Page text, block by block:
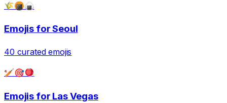
🌾🍘🍙
Emojis forSeoul
40 curated emojis
🏏🎯🪀
Emojis for Las Vegas